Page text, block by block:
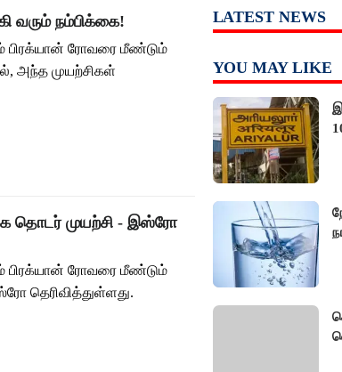
வரும் நம்பிக்கை!
பிரக்யான் ரோவரை மீண்டும்
அந்த முயற்சிகள்
தொடர் முயற்சி - இஸ்ரோ
பிரக்யான் ரோவரை மீண்டும்
தெரிவித்துள்ளது.
LATEST NEWS
YOU MAY LIKE